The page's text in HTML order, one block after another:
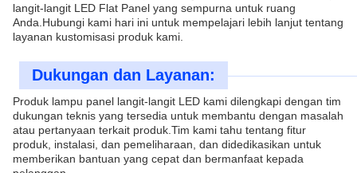
langit-langit LED Flat Panel yang sempurna untuk ruang
Anda.Hubungi kami hari ini untuk mempelajari lebih lanjut tentang
layanan kustomisasi produk kami.
Dukungan dan Layanan:
Produk lampu panel langit-langit LED kami dilengkapi dengan tim
dukungan teknis yang tersedia untuk membantu dengan masalah
atau pertanyaan terkait produk.Tim kami tahu tentang fitur
produk, instalasi, dan pemeliharaan, dan didedikasikan untuk
memberikan bantuan yang cepat dan bermanfaat kepada